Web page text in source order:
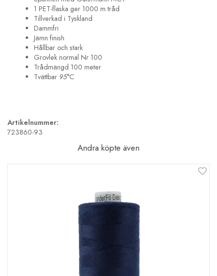
1 PET-flaska ger 1000 m tråd
Tillverkad i Tyskland
Dammfri
Jämn finish
Hållbar och stark
Grovlek normal Nr 100
Trådmängd 100 meter
Tvättbar 95°C
Artikelnummer:
723860-93
Andra köpte även